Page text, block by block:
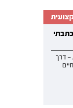
בספרו, מזמין רן אלמוג למסע אל גישת ACT — דרך